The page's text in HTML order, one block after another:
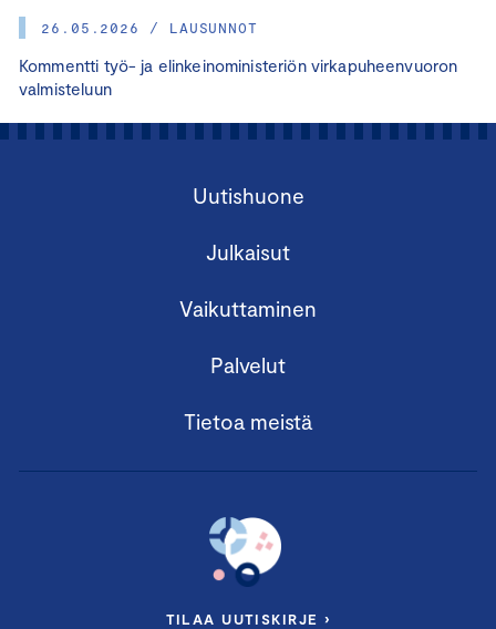
26.05.2026 / LAUSUNNOT
Kommentti työ- ja elinkeinoministeriön virkapuheenvuoron
valmisteluun
Uutishuone
Julkaisut
Vaikuttaminen
Palvelut
Tietoa meistä
TILAA UUTISKIRJE ›